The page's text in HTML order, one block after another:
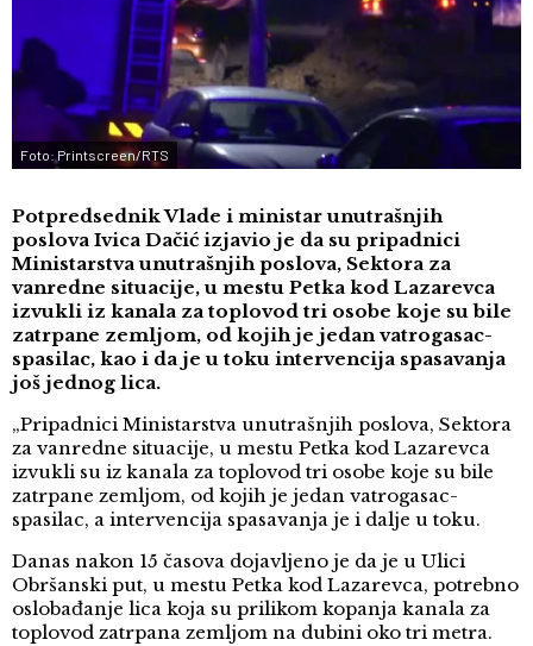
Foto: Printscreen/RTS
Potpredsednik Vlade i ministar unutrašnjih
poslova Ivica Dačić izjavio je da su pripadnici
Ministarstva unutrašnjih poslova, Sektora za
vanredne situacije, u mestu Petka kod Lazarevca
izvukli iz kanala za toplovod tri osobe koje su bile
zatrpane zemljom, od kojih je jedan vatrogasac-
spasilac, kao i da je u toku intervencija spasavanja
još jednog lica.
„Pripadnici Ministarstva unutrašnjih poslova, Sektora
za vanredne situacije, u mestu Petka kod Lazarevca
izvukli su iz kanala za toplovod tri osobe koje su bile
zatrpane zemljom, od kojih je jedan vatrogasac-
spasilac, a intervencija spasavanja je i dalje u toku.
Danas nakon 15 časova dojavljeno je da je u Ulici
Obršanski put, u mestu Petka kod Lazarevca, potrebno
oslobađanje lica koja su prilikom kopanja kanala za
toplovod zatrpana zemljom na dubini oko tri metra.